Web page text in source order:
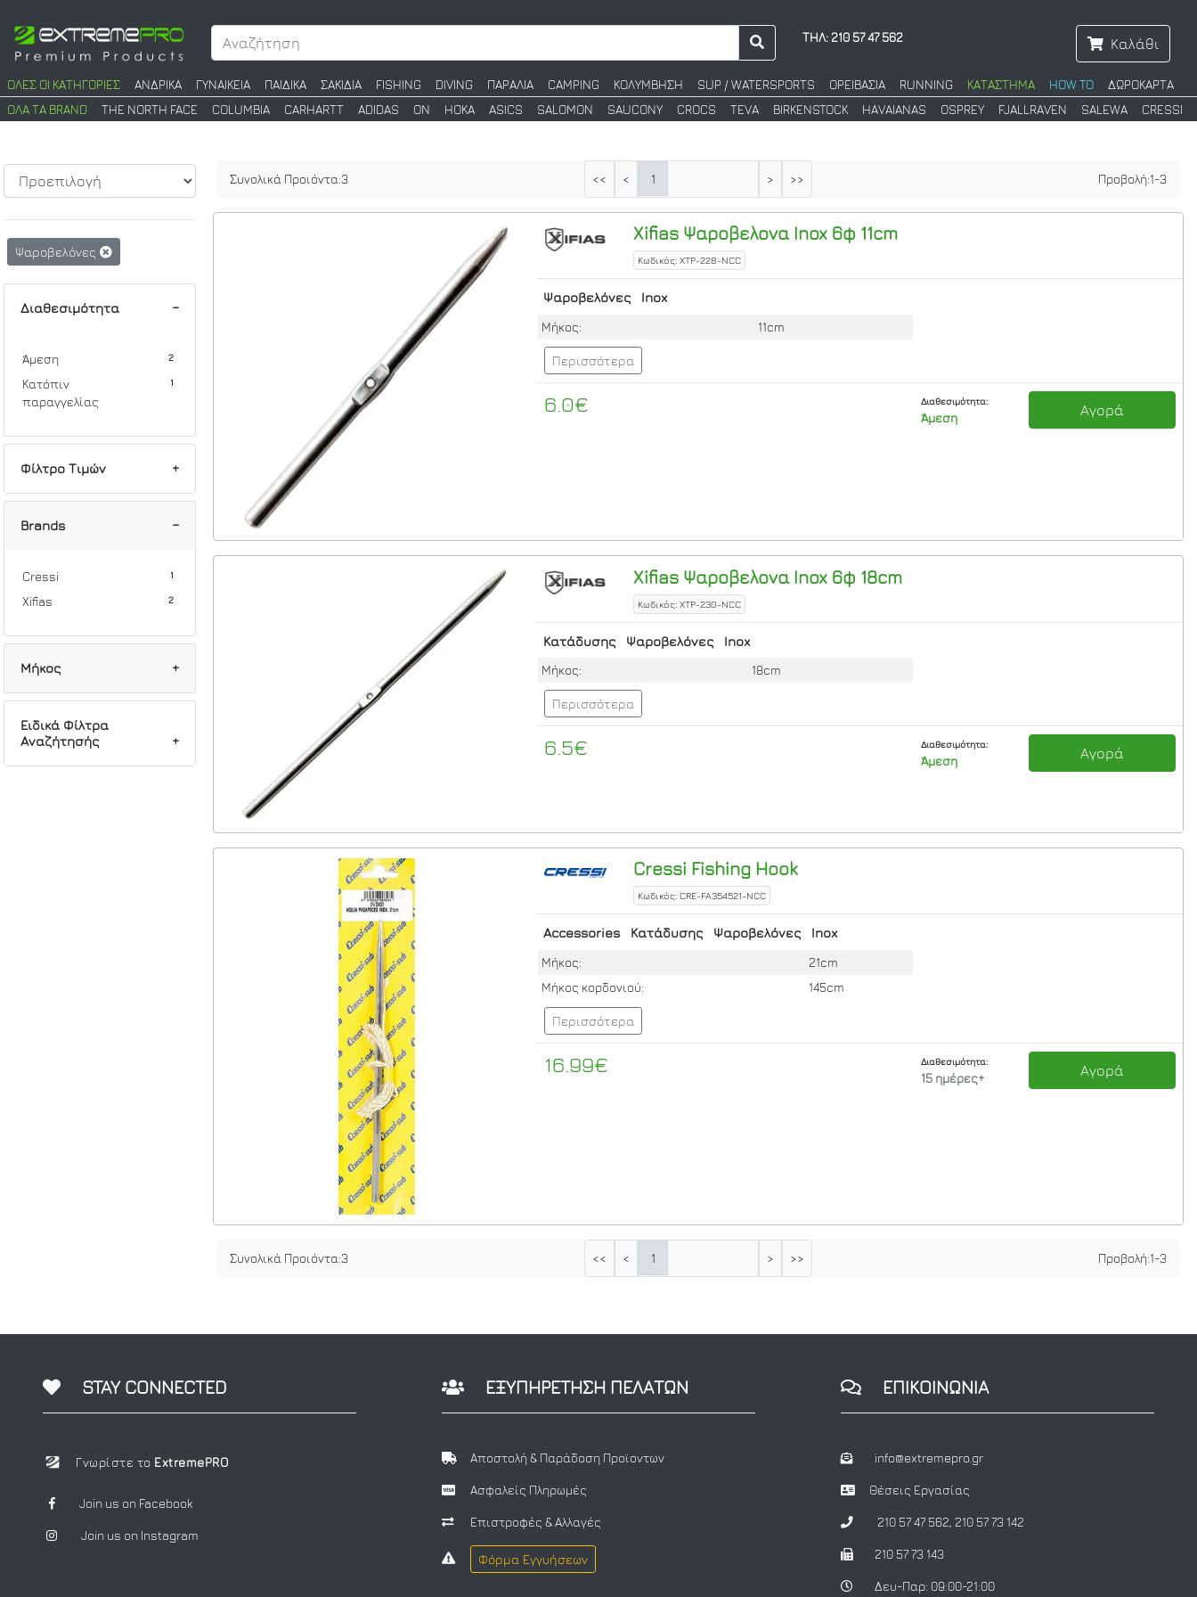
ΤΗΛ: 210 57 47 562 Καλάθι
ΟΛΕΣ ΟΙ ΚΑΤΗΓΟΡΙΕΣ ΑΝΔΡΙΚΑ ΓΥΝΑΙΚΕΙΑ ΠΑΙΔΙΚΑ ΣΑΚΙΔΙΑ FISHING DIVING ΠΑΡΑΛΙΑ CAMPING ΚΟΛΥΜΒΗΣΗ SUP / WATERSPORTS ΟΡΕΙΒΑΣΙΑ RUNNING ΚΑΤΑΣΤΗΜΑ HOW TO
ΔΩΡΟΚΑΡΤΑ
ΟΛΑ ΤΑ BRAND
THE NORTH FACE COLUMBIA CARHARTT ADIDAS ON HOKA ASICS SALOMON SAUCONY CROCS TEVA BIRKENSTOCK HAVAIANAS OSPREY FJALLRAVEN SALEWA CRESSI
Ψαροβελόνες
Διαθεσιμότητα
Άμεση 2
Κατόπιν
παραγγελίας
1
Φίλτρο Τιμών
Min
Brands
Cressi 1
Xifias 2
Μήκος
11cm
18cm 1
21cm 1
Ειδικά Φίλτρα
Αναζήτησής
Συνολικά Προιόντα:3 << < 1 > >> Προβολή:1-3
XifiasΨαροβελονα Inox 6φ 11cm
Κωδικός: XTP-228-NCC
Ψαροβελόνες Inox
Μήκος: 11cm
Περισσότερα
6.0€ Διαθεσιμότητα:
Άμεση Αγορά
XifiasΨαροβελονα Inox 6φ 18cm
Κωδικός: XTP-230-NCC
Κατάδυσης Ψαροβελόνες Inox
Μήκος: 18cm
Περισσότερα
6.5€ Διαθεσιμότητα:
Άμεση Αγορά
Cressi Fishing Hook
Κωδικός: CRE-FA354521-NCC
Accessories Κατάδυσης Ψαροβελόνες Inox
Μήκος:
21cm
Μήκος κορδονιού:
145cm
Περισσότερα
16.99€ Διαθεσιμότητα:
15 ημέρες+ Αγορά
Συνολικά Προιόντα:3 << < 1 > >> Προβολή:1-3
STAY CONNECTED
Γνωρίστε το ExtremePRO
Join us on Facebook
Join us on Instagram
ΕΞΥΠΗΡΕΤΗΣΗ ΠΕΛΑΤΩΝ
Αποστολή & Παράδοση Προϊοντων
Ασφαλείς Πληρωμές
Επιστροφές & Αλλαγές
Φόρμα Εγγυήσεων
ΕΠΙΚΟΙΝΩΝΙΑ
info@extremepro.gr
Θέσεις Εργασίας
210 57 47 562, 210 57 73 142
210 57 73 143
Δευ-Παρ: 09:00-21:00